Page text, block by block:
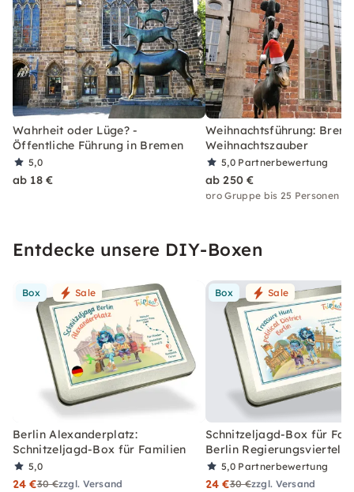
Wahrheit oder Lüge? -
Öffentliche Führung in Bremen
5,0
ab 18 €
Weihnachtsführung:
Weihnachtszauber
5,0 Partnerbewertung
ab 250 €
pro Gruppe bis 25 Personen
Entdecke unsere DIY-Boxen
Box Sale
Berlin Alexanderplatz:
Schnitzeljagd-Box für Familien
5,0
24 €30 €zzgl. Versand
Box Sale
Schnitzeljagd-Box für
Berlin Regierungsviertel
5,0 Partnerbewertung
24 €30 €zzgl. Versand